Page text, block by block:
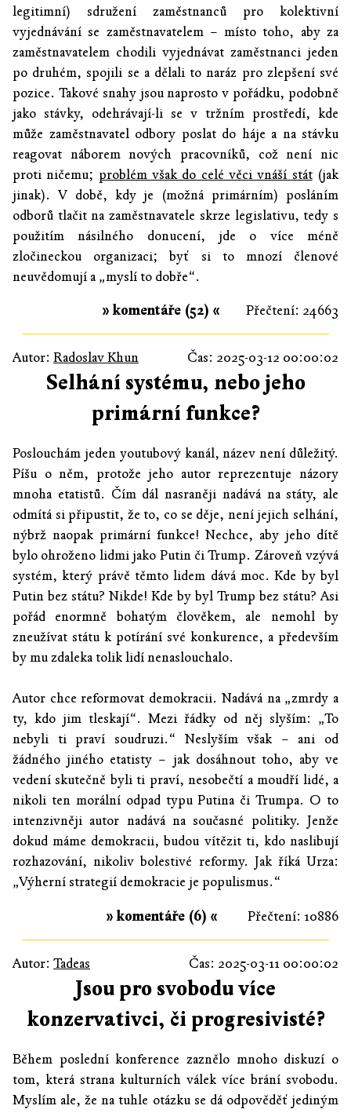
legitimní) sdružení zaměstnanců pro kolektivní
vyjednávání se zaměstnavatelem – místo toho, aby za
zaměstnavatelem chodili vyjednávat zaměstnanci jeden
po druhém, spojili se a dělali to naráz pro zlepšení své
pozice. Takové snahy jsou naprosto v pořádku, podobně
jako stávky, odehrávají-li se v tržním prostředí, kde
může zaměstnavatel odbory poslat do háje a na stávku
reagovat náborem nových pracovníků, což není nic
proti ničemu; problém však do celé věci vnáší stát(jak
jinak). V době, kdy je (možná primárním) posláním
odborů tlačit na zaměstnavatele skrze legislativu, tedy s
použitím násilného donucení, jde o více méně
zločineckou organizaci; byť si to mnozí členové
neuvědomují a „myslí to dobře“.
Přečtení: 24663
» komentáře (52) «
Autor: Radoslav Khun Čas: 2025-03-12 00:00:02
Selhání systému, nebo jeho
primární funkce?
Poslouchám jeden youtubový kanál, název není důležitý.
Píšu o něm, protože jeho autor reprezentuje názory
mnoha etatistů. Čím dál nasraněji nadává na státy, ale
odmítá si připustit, že to, co se děje, není jejich selhání,
nýbrž naopak primární funkce! Nechce, aby jeho dítě
bylo ohroženo lidmi jako Putin či Trump. Zároveň vzývá
systém, který právě těmto lidem dává moc. Kde by byl
Putin bez státu? Nikde! Kde by byl Trump bez státu? Asi
pořád enormně bohatým člověkem, ale nemohl by
zneužívat státu k potírání své konkurence, a především
by mu zdaleka tolik lidí nenaslouchalo.
Autor chce reformovat demokracii. Nadává na „zmrdy a
ty, kdo jim tleskají“. Mezi řádky od něj slyším: „To
nebyli ti praví soudruzi.“ Neslyším však – ani od
žádného jiného etatisty – jak dosáhnout toho, aby ve
vedení skutečně byli ti praví, nesobečtí a moudří lidé, a
nikoli ten morální odpad typu Putina či Trumpa. O to
intenzivněji autor nadává na současné politiky. Jenže
dokud máme demokracii, budou vítězit ti, kdo naslibují
rozhazování, nikoliv bolestivé reformy. Jak říká Urza:
„Výherní strategií demokracie je populismus.“
Přečtení: 10886
» komentáře (6) «
Autor: Tadeas Čas: 2025-03-11 00:00:02
Jsou pro svobodu více
konzervativci, či progresivisté?
Během poslední konference zaznělo mnoho diskuzí o
tom, která strana kulturních válek více brání svobodu.
Myslím ale, že na tuhle otázku se dá odpověděť jediným